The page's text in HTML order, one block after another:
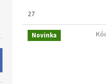
27
Novinka